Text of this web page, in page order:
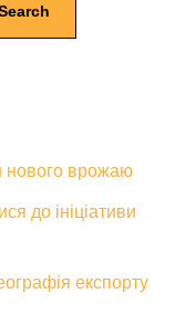
нового врожаю
до ініціативи
експорту